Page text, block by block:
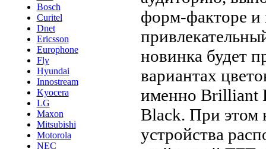
Bosch
Curitel
Dnet
Ericsson
Europhone
Fly
Hyundai
Innostream
Kyocera
LG
Maxon
Mitsubishi
Motorola
NEC
форм-факторе и
новинка будет
вариантах
именно Brilliant
Black. При этом
устройства